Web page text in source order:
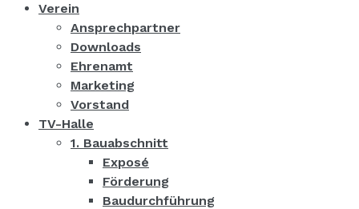
Verein
Ansprechpartner
Downloads
Ehrenamt
Marketing
Vorstand
TV-Halle
1. Bauabschnitt
Exposé
Förderung
Baudurchführung